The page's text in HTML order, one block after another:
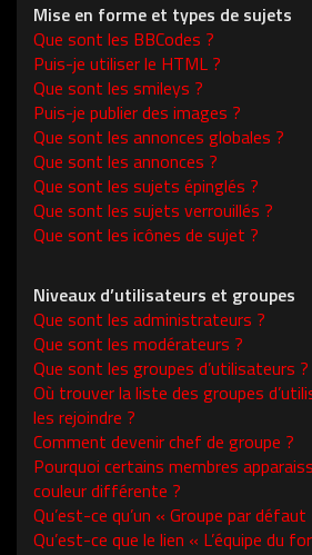
Mise en forme et types de sujets
Que sont les BBCodes ?
Puis-je utiliser le HTML ?
Que sont les smileys ?
Puis-je publier des images ?
Que sont les annonces globales ?
Que sont les annonces ?
Que sont les sujets épinglés ?
Que sont les sujets verrouillés ?
Que sont les icônes de sujet ?
Niveaux d’utilisateurs et groupes
Que sont les administrateurs ?
Que sont les modérateurs ?
Que sont les groupes d’utilisateurs ?
Où trouver la liste des groupes
les rejoindre ?
Comment devenir chef de groupe ?
Pourquoi certains membres
couleur différente ?
Qu’est-ce qu’un « Groupe par défaut
Qu’est-ce que le lien « L’équipe du